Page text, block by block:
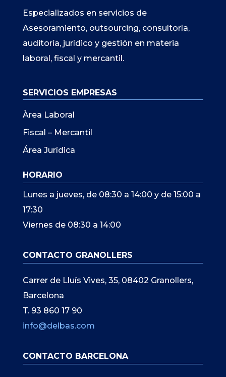
Especializados en servicios de
Asesoramiento, outsourcing, consultoría,
auditoría, jurídico y gestión en materia
laboral, fiscal y mercantil.
SERVICIOS EMPRESAS
Àrea Laboral
Fiscal – Mercantil
Área Jurídica
HORARIO
Lunes a jueves, de 08:30 a 14:00 y de 15:00 a
17:30
Viernes de 08:30 a 14:00
CONTACTO GRANOLLERS
Carrer de Lluís Vives, 35, 08402 Granollers,
Barcelona
T. 93 860 17 90
info@delbas.com
CONTACTO BARCELONA